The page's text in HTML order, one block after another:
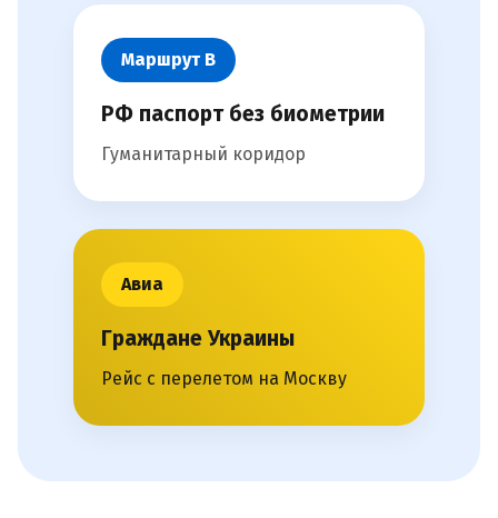
Маршрут В
РФ паспорт без биометрии
Гуманитарный коридор
Авиа
Граждане Украины
Рейс с перелетом на Москву